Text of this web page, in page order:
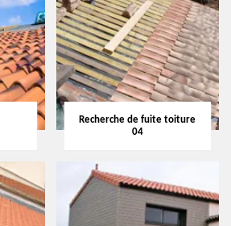
Recherche de fuite toiture
04